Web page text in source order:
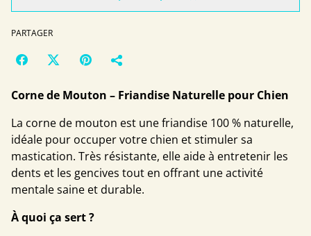
PARTAGER
Corne de Mouton – Friandise Naturelle pour Chien
La corne de mouton est une friandise 100 % naturelle,
idéale pour occuper votre chien et stimuler sa
mastication. Très résistante, elle aide à entretenir les
dents et les gencives tout en offrant une activité
mentale saine et durable.
À quoi ça sert ?